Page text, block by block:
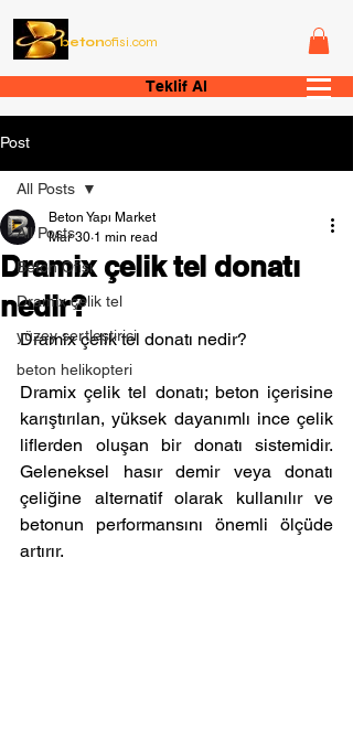
Teklif Al
betonofisi.com
Post
All Posts
Beton Ofisi
Dramix çelik tel
yüzey sertleştirici
beton helikopteri
All Posts
Dramix çelik tel donatı
nedir?
Beton Yapı Market
Mar 30 1 min read
Dramix çelik tel donatı nedir?
Dramix çelik tel donatı; beton içerisine
karıştırılan, yüksek dayanımlı ince çelik
liflerden oluşan bir donatı sistemidir.
Geleneksel hasır demir veya donatı
çeliğine alternatif olarak kullanılır ve
betonun performansını önemli ölçüde
artırır.